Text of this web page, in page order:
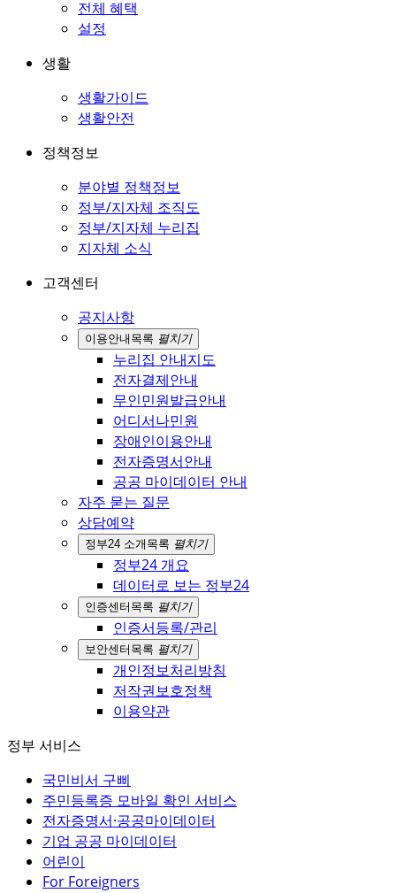
전체 혜택
설정
생활
생활가이드
생활안전
정책정보
분야별 정책정보
정부/지자체 조직도
정부/지자체 누리집
지자체 소식
고객센터
공지사항
이용안내 목록 펼치기
누리집 안내지도
전자결제안내
무인민원발급안내
어디서나민원
장애인이용안내
전자증명서안내
공공 마이데이터 안내
자주 묻는 질문
상담예약
정부24 소개 목록 펼치기
정부24 개요
데이터로 보는 정부24
인증센터 목록 펼치기
인증서등록/관리
보안센터 목록 펼치기
개인정보처리방침
저작권보호정책
이용약관
정부 서비스
국민비서 구삐
주민등록증 모바일 확인 서비스
전자증명서·공공마이데이터
기업 공공 마이데이터
어린이
For Foreigners